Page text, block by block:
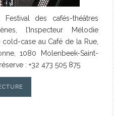
des cafés-théâtres
l’Inspecteur Mélodie
case au Café de la Rue,
1080 Molenbeek-Saint-
: +32 473 505 875